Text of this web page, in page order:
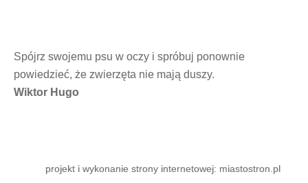
Spójrz swojemu psu w oczy i spróbuj ponownie
powiedzieć, że zwierzęta nie mają duszy.
Wiktor Hugo
projekt i wykonanie strony internetowej: miastostron.pl